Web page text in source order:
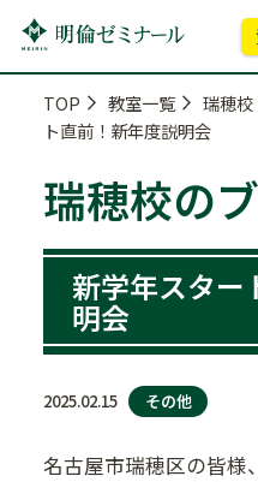
TOP 教室一覧 瑞穂校
ト直前！新年度説明会
瑞穂校の
新学年スター
明会
2025.02.15 その他
名古屋市瑞穂区の皆様